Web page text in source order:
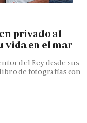
privado al
vida en el mar
del Rey desde sus
de fotografías con